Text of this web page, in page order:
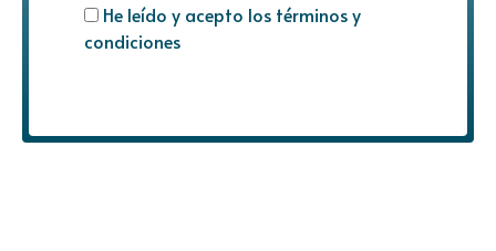
He leído y acepto los términos y
condiciones